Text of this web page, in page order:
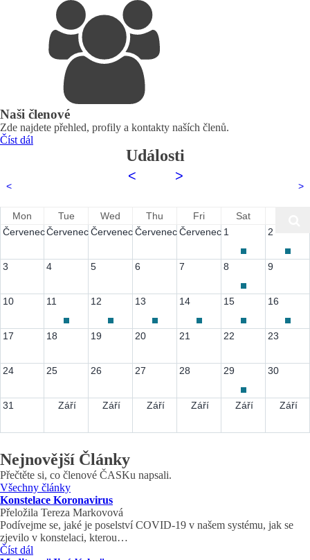
Naši členové
Zde najdete přehled, profily a kontakty naších členů.
Číst dál
Události
<
<
>
>
Mon Tue Wed Thu Fri Sat
ČervenecČervenecČervenecČervenecČervenec 1 2
3 4 5 6 7 8 9
10 11 12 13 14 15 16
17 18 19 20 21 22 23
24 25 26 27 28 29 30
31 Září Září Září Září Září Září
Nejnovější Články
Přečtěte si, co členové ČASKu napsali.
Všechny články
Konstelace Koronavirus
Přeložila Tereza Markovová
Podívejme se, jaké je poselství COVID-19 v našem systému, jak se
zjevilo v konstelaci, kterou…
Číst dál